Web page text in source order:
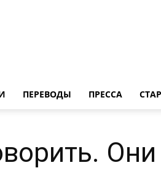
ПЕРЕВОДЫ ПРЕССА